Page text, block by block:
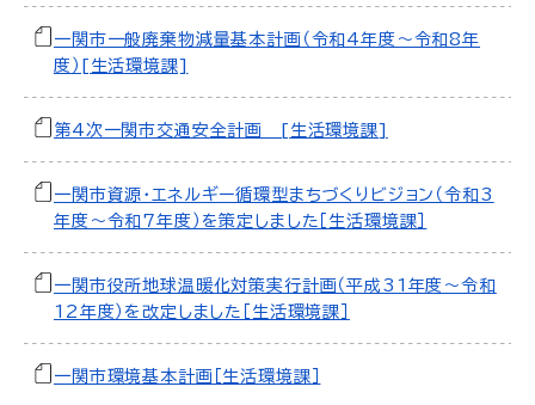
一関市一般廃棄物減量基本計画（令和4年度～令和8年
度）[生活環境課]
第4次一関市交通安全計画 [生活環境課]
一関市資源・エネルギー循環型まちづくりビジョン（令和3
年度～令和7年度）を策定しました［生活環境課］
一関市役所地球温暖化対策実行計画（平成31年度～令和
12年度）を改定しました［生活環境課］
一関市環境基本計画［生活環境課］